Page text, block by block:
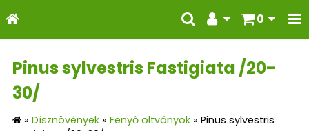
0
Pinus sylvestris Fastigiata /20-
30/
» Dísznövények » Fenyő oltványok » Pinus sylvestris